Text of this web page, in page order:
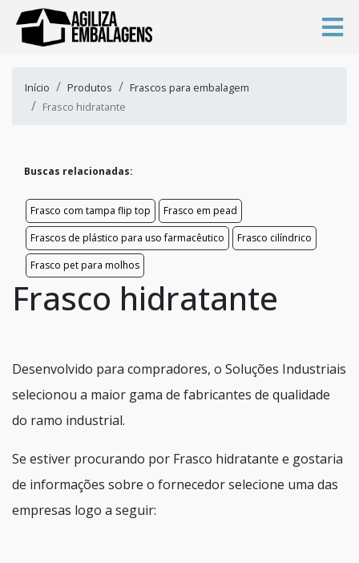
Início Produtos
Frascos para embalagem
Frasco hidratante
Buscas relacionadas:
Frasco com tampa flip top
Frasco em pead
Frascos de plástico para uso farmacêutico
Frasco cilíndrico
Frasco pet para molhos
Frasco hidratante
Desenvolvido para compradores, o Soluções Industriais
selecionou a maior gama de fabricantes de qualidade
do ramo industrial.
Se estiver procurando por Frasco hidratante e gostaria
de informações sobre o fornecedor selecione uma das
empresas logo a seguir: